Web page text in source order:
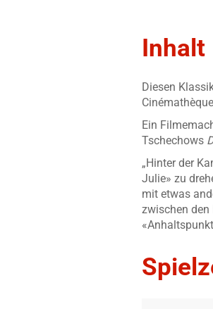
Inhalt
Diesen
Ein
Tschechows
„Hinter der
Julie» zu
mit etwas
zwischen den